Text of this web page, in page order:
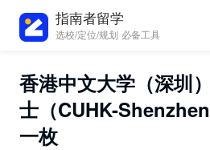
指南者留学
选校/定位/规划 必备工具
香港中文大学（深圳
士（CUHK-
一枚